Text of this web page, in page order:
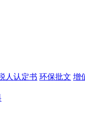
人认定书 环保批文 增